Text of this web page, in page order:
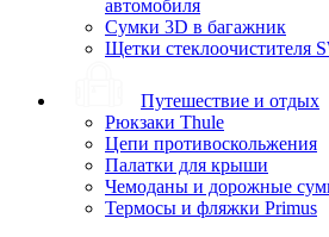
автомобиля
Сумки 3D в багажник
Щетки стеклоочистителя
Путешествие и отдых
Рюкзаки Thule
Цепи противоскольжения
Палатки для крыши
Чемоданы и дорожные
Термосы и фляжки Primus